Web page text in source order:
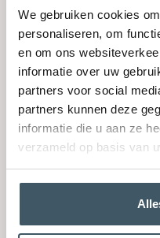
We gebruiken cookies
personaliseren, om
en om ons
informatie over uw
partners voor social
partners kunnen deze
informatie die u aan ze
verzameld op basis van
veranderde zijn blik op
pleidooi radicaal. Lees
Lees verder
Kom niet te snel